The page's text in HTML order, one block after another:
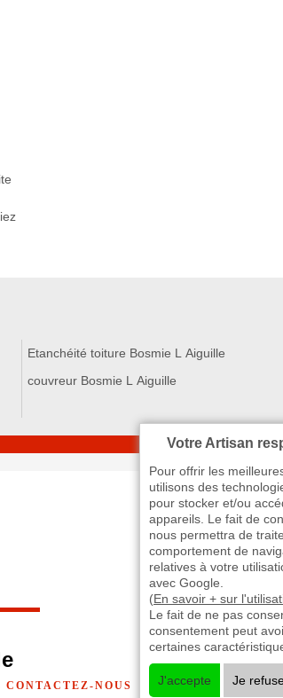
Etanchéité toiture Bosmie L Aiguille
couvreur Bosmie L Aiguille
CONTACTEZ-NOUS
Votre Artisan
Pour offrir les
utilisons des
pour stocker et/ou
appareils. Le fait de
nous permettra de
comportement de
relatives à votre
avec Google.
(En savoir + sur
Le fait de ne pas
consentement peut
certaines
J'accepte Je